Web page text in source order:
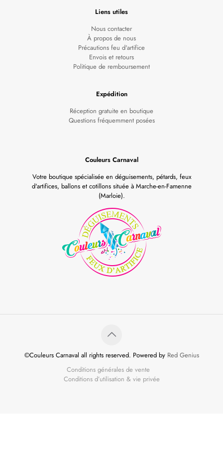
Liens utiles
Nous contacter
À propos de nous
Précautions feu d'artifice
Envois et retours
Politique de remboursement
Expédition
Réception gratuite en boutique
Questions fréquemment posées
Couleurs Carnaval
Votre boutique spécialisée en déguisements, pétards, feux
d'artifices, ballons et cotillons située à Marche-en-Famenne
(Marloie).
©Couleurs Carnaval all rights reserved. Powered by Red Genius
Conditions générales de vente
Conditions d’utilisation & vie privée